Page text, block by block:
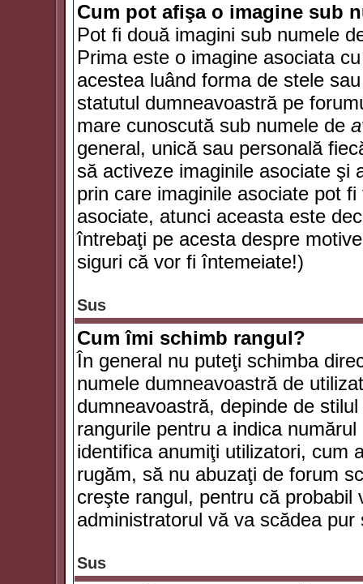
Cum pot afişa o imagine sub
Pot fi două imagini sub numele
Prima este o imagine asociata
acestea luând forma de stele
statutul dumneavoastră pe
mare cunoscută sub numele de
general, unică sau personală
să activeze imaginile asociate şi
prin care imaginile asociate pot
asociate, atunci aceasta este
întrebaţi pe acesta despre
siguri că vor fi întemeiate!)
Sus
Cum îmi schimb rangul?
În general nu puteţi schimba
numele dumneavoastră de
dumneavoastră, depinde de
rangurile pentru a indica
identifica anumiţi utilizatori, cum
rugăm, să nu abuzaţi de forum
creşte rangul, pentru că
administratorul vă va scădea
Sus